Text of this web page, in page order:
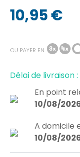
10,95 €
OU PAYER EN
Délai de livraison :
En point
10/08/
A domicile
10/08/